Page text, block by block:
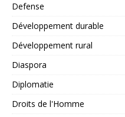
Defense
Développement durable
Développement rural
Diaspora
Diplomatie
Droits de l'Homme